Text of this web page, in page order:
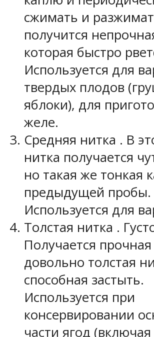
сжимать и
получится
которая быстро
Используется для
твердых плодов
яблоки), для
желе.
Средняя нитка . В
нитка получается
но такая же тонкая
предыдущей пробы.
Используется для
Толстая нитка .
Получается
довольно толстая
способная застыть.
Используется при
консервировании
части ягод